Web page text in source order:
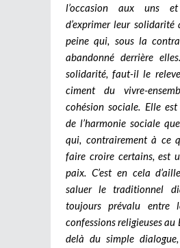
l’occasion aux uns
d’exprimer leur solidarité
peine qui, sous la
abandonné derrière
solidarité, faut-il le
ciment du vivre-
cohésion sociale. Elle
de l’harmonie sociale
qui, contrairement à ce
faire croire certains, est
paix. C’est en cela
saluer le traditionnel
toujours prévalu entre
confessions religieuses au
delà du simple